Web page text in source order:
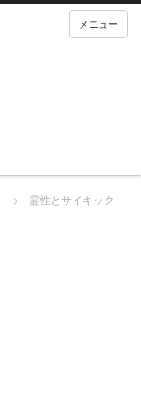
メニュー
霊性とサイキック